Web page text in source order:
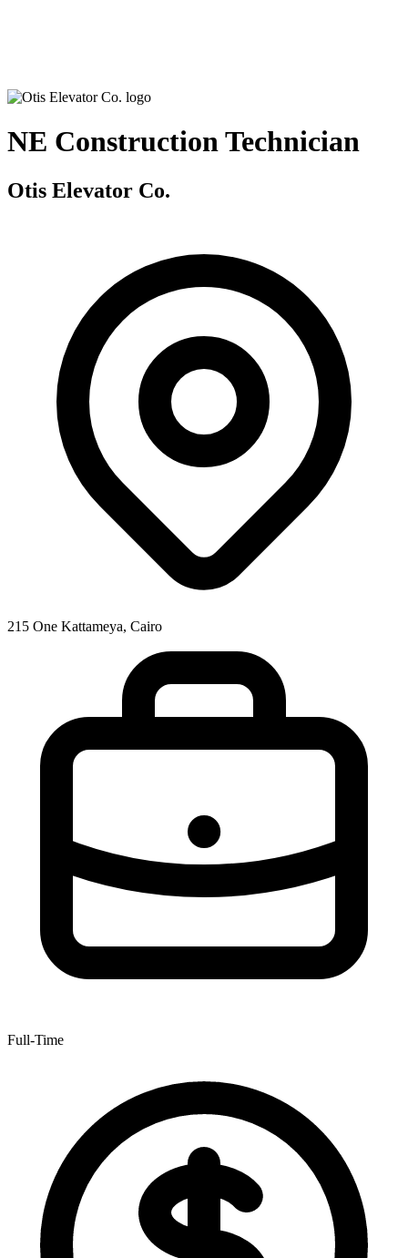
NE Construction Technician
Otis Elevator Co.
215 One Kattameya, Cairo
Full-Time